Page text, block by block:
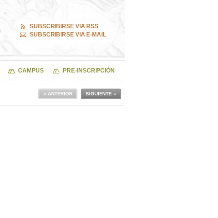
SUBSCRIBIRSE VIA RSS
SUBSCRIBIRSE VIA E-MAIL
CAMPUS PRE-INSCRIPCIÓN
SIGUIENTE »
« ANTERIOR